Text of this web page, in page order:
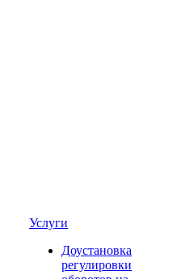
Услуги
Доустановка
регулировки